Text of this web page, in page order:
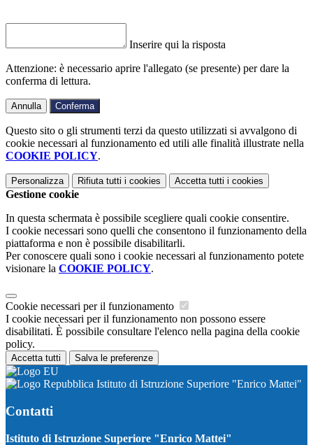
Inserire qui la risposta
Attenzione: è necessario aprire l'allegato (se presente) per dare la
conferma di lettura.
Annulla Conferma
Questo sito o gli strumenti terzi da questo utilizzati si avvalgono di
cookie necessari al funzionamento ed utili alle finalità illustrate nella
COOKIE POLICY.
Personalizza Rifiuta tutti i cookies Accetta tutti i cookies
Gestione cookie
In questa schermata è possibile scegliere quali cookie consentire.
I cookie necessari sono quelli che consentono il funzionamento della
piattaforma e non è possibile disabilitarli.
Per conoscere quali sono i cookie necessari al funzionamento potete
visionare la COOKIE POLICY.
Cookie necessari per il funzionamento
I cookie necessari per il funzionamento non possono essere
disabilitati. È possibile consultare l'elenco nella pagina della cookie
policy.
Accetta tutti Salva le preferenze
Istituto di Istruzione Superiore "Enrico Mattei"
Contatti
Istituto di Istruzione Superiore "Enrico Mattei"